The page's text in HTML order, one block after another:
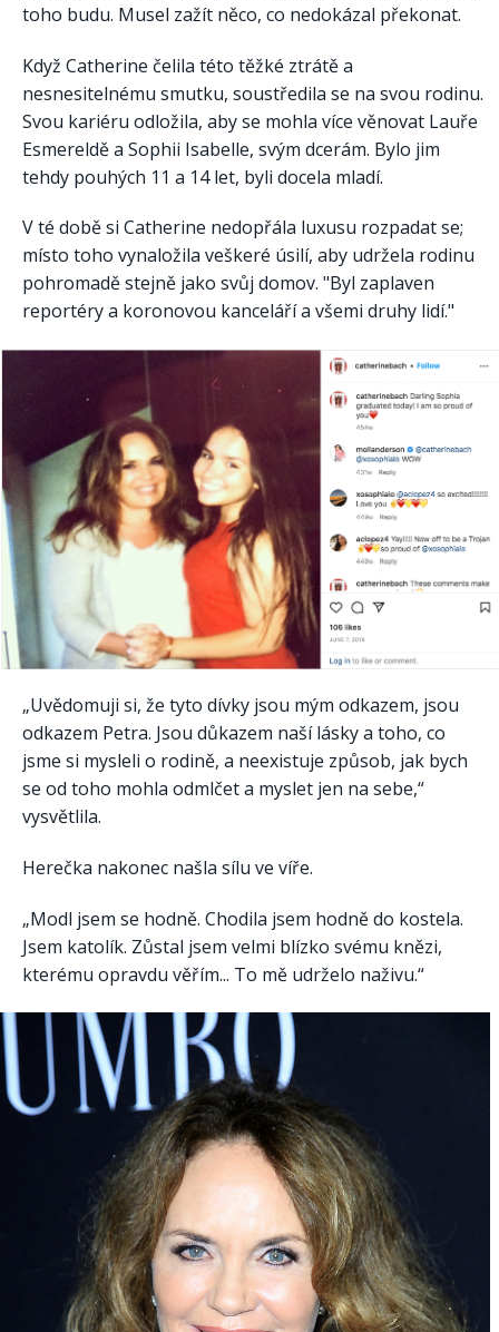
toho budu. Musel zažít něco, co nedokázal překonat.
Když Catherine čelila této těžké ztrátě a
nesnesitelnému smutku, soustředila se na svou rodinu.
Svou kariéru odložila, aby se mohla více věnovat Lauře
Esmereldě a Sophii Isabelle, svým dcerám. Bylo jim
tehdy pouhých 11 a 14 let, byli docela mladí.
V té době si Catherine nedopřála luxusu rozpadat se;
místo toho vynaložila veškeré úsilí, aby udržela rodinu
pohromadě stejně jako svůj domov. "Byl zaplaven
reportéry a koronovou kanceláří a všemi druhy lidí."
„Uvědomuji si, že tyto dívky jsou mým odkazem, jsou
odkazem Petra. Jsou důkazem naší lásky a toho, co
jsme si mysleli o rodině, a neexistuje způsob, jak bych
se od toho mohla odmlčet a myslet jen na sebe,“
vysvětlila.
Herečka nakonec našla sílu ve víře.
„Modl jsem se hodně. Chodila jsem hodně do kostela.
Jsem katolík. Zůstal jsem velmi blízko svému knězi,
kterému opravdu věřím... To mě udrželo naživu.“